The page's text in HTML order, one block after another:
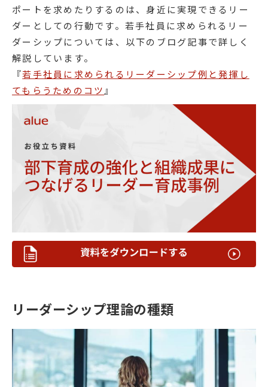
ポートを求めたりするのは、身近に実現できるリー
ダーとしての行動です。若手社員に求められるリー
ダーシップについては、以下のブログ記事で詳しく
解説しています。
『若手社員に求められるリーダーシップ例と発揮し
てもらうためのコツ 』
リーダーシップ理論の種類